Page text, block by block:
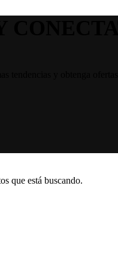
que está buscando.